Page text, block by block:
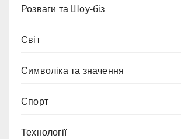
Розваги та Шоу-біз
Світ
Символіка та значення
Спорт
Технології